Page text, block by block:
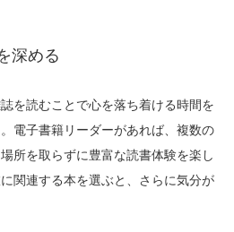
深める
を読むことで心を落ち着ける時間を
電子書籍リーダーがあれば、複数の
所を取らずに豊富な読書体験を楽し
関連する本を選ぶと、さらに気分が